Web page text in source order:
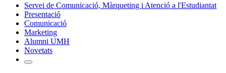
Servei de Comunicació, Màrqueting i Atenció a l'Estudiantat
Presentació
Comunicació
Marketing
Alumni UMH
Novetats